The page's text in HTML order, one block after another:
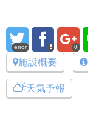
error 0
施設概要
天気予報